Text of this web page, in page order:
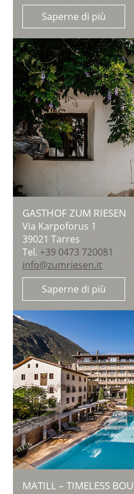
Saperne di più
GASTHOF ZUM RIESEN
Via Karpoforus 1
39021 Tarres
Tel. +39 0473 720081
info@zumriesen.it
Saperne di più
MATILL – TIMELESS